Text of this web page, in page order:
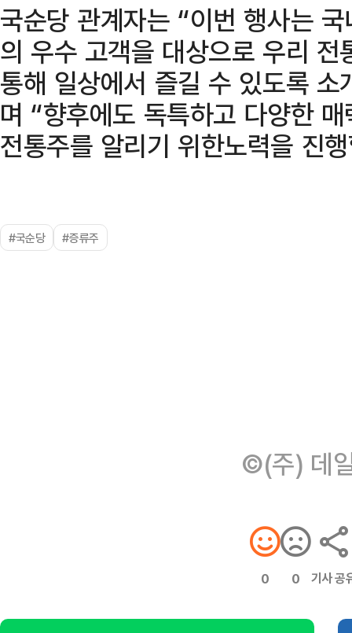
국순당 관계자는 “이번 행사는
의 우수 고객을 대상으로 우리
통해 일상에서 즐길 수 있도록
며 “향후에도 독특하고 다양한
전통주를 알리기 위한노력을 진
#국순당 #증류주
©(주) 데
0 0 기사 공